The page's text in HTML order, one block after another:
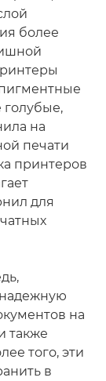
более
голубые,
на
печати
принтеров
для
на
также
того, эти
в